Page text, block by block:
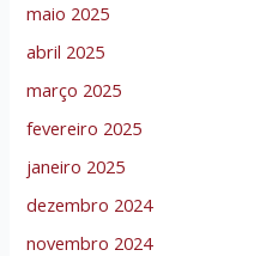
maio 2025
abril 2025
março 2025
fevereiro 2025
janeiro 2025
dezembro 2024
novembro 2024